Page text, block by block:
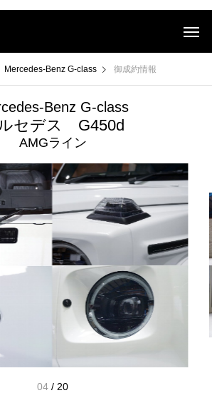
Mercedes-Benz G-class 御成約情報
Benz G-class
セデス G450d
AMGライン
04 / 20